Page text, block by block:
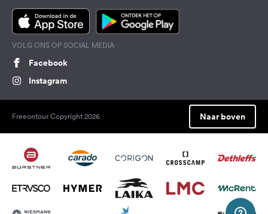
VOLG ONS OP SOCIAL MEDIA
Facebook
Instagram
Freeontour Copyright 2026 Naar boven